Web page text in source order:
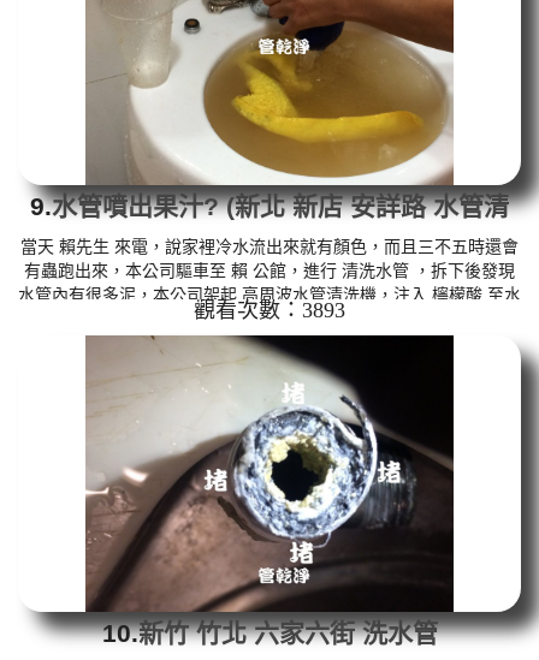
黑...
9.水管噴出果汁? (新北 新店 安詳路 水管清
洗 )
當天 賴先生 來電，說家裡冷水流出來就有顏色，而且三不五時還會
有蟲跑出來，本公司驅車至 賴 公館，進行 清洗水管 ，拆下後發現
水管內有很多泥，本公司架起 高周波水管清洗機，注入 檸檬酸 至水
管，等候約15分鐘，利用 水管清洗機 ，開啟 微氣泡 模式，把水管
內的污垢及異物沖出來，洗出來的水呈黃色，看起來像尿尿，如下
圖及影片，賴先生 說，房子才8年，水管裡面就藏這麼多髒東西。
如是自來水，如水管老化，會產生鐵鏽跟泥沙堆積，洗出來的水就
會是咖啡色，地下水含有氧化錳，管壁上會結成黑色管垢，洗出來
的...
觀看次數：3893
10.新竹 竹北 六家六街 洗水管